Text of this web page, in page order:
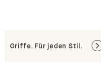
Griffe. Für jeden Stil.